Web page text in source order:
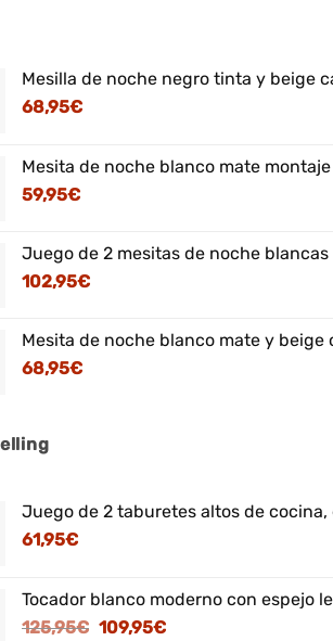
Mesilla de noche negro tinta y beige
68,95€
Mesita de noche blanco mate
59,95€
Juego de 2 mesitas de noche
102,95€
Mesita de noche blanco mate y
68,95€
Juego de 2 taburetes altos de
61,95€
Tocador blanco moderno con espejo
125,95€ El
109,95€El